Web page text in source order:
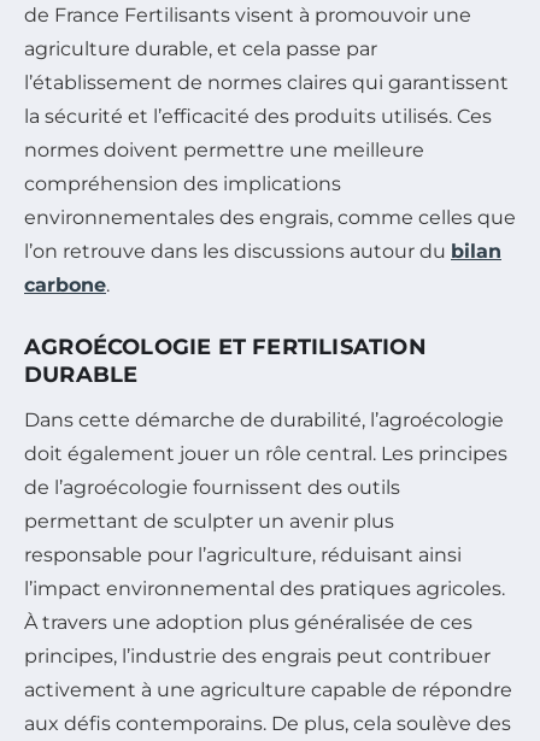
de France Fertilisants visent à promouvoir une
agriculture durable, et cela passe par
l’établissement de normes claires qui garantissent
la sécurité et l’efficacité des produits utilisés. Ces
normes doivent permettre une meilleure
compréhension des implications
environnementales des engrais, comme celles que
l’on retrouve dans les discussions autour du bilan
carbone.
AGROÉCOLOGIE ET FERTILISATION
DURABLE
Dans cette démarche de durabilité, l’agroécologie
doit également jouer un rôle central. Les principes
de l’agroécologie fournissent des outils
permettant de sculpter un avenir plus
responsable pour l’agriculture, réduisant ainsi
l’impact environnemental des pratiques agricoles.
À travers une adoption plus généralisée de ces
principes, l’industrie des engrais peut contribuer
activement à une agriculture capable de répondre
aux défis contemporains. De plus, cela soulève des